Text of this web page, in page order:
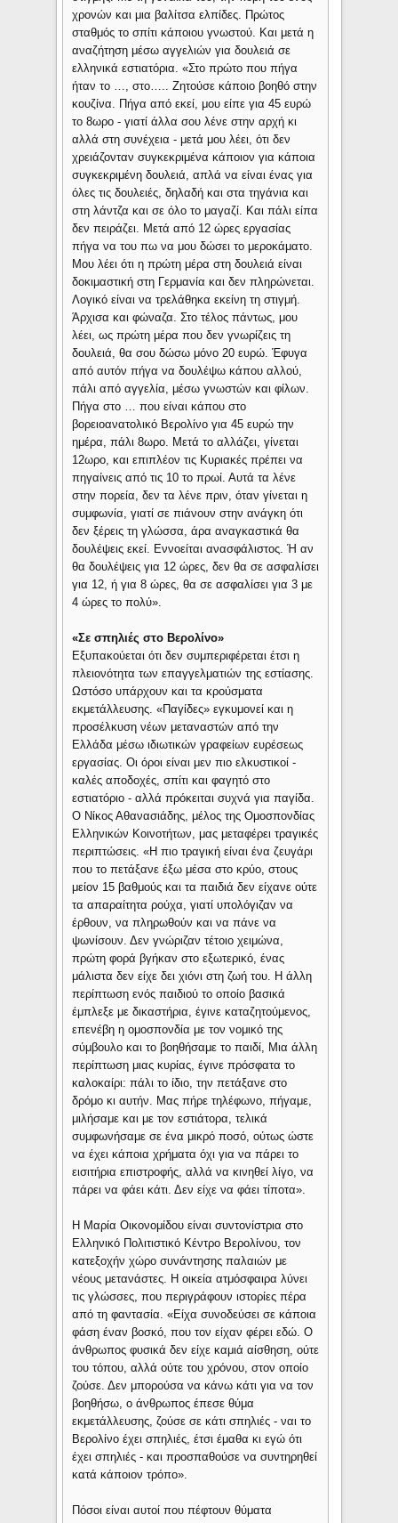
χρονών και μια βαλίτσα ελπίδες. Πρώτος
σταθμός το σπίτι κάποιου γνωστού. Και μετά η
αναζήτηση μέσω αγγελιών για δουλειά σε
ελληνικά εστιατόρια. «Στο πρώτο που πήγα
ήταν το …, στο….. Zητούσε κάποιο βοηθό στην
κουζίνα. Πήγα από εκεί, μου είπε για 45 ευρώ
το 8ωρο - γιατί άλλα σου λένε στην αρχή κι
αλλά στη συνέχεια - μετά μου λέει, ότι δεν
χρειάζονταν συγκεκριμένα κάποιον για κάποια
συγκεκριμένη δουλειά, απλά να είναι ένας για
όλες τις δουλειές, δηλαδή και στα τηγάνια και
στη λάντζα και σε όλο το μαγαζί. Και πάλι είπα
δεν πειράζει. Μετά από 12 ώρες εργασίας
πήγα να του πω να μου δώσει το μεροκάματο.
Μου λέει ότι η πρώτη μέρα στη δουλειά είναι
δοκιμαστική στη Γερμανία και δεν πληρώνεται.
Λογικό είναι να τρελάθηκα εκείνη τη στιγμή.
Άρχισα και φώναζα. Στο τέλος πάντως, μου
λέει, ως πρώτη μέρα που δεν γνωρίζεις τη
δουλειά, θα σου δώσω μόνο 20 ευρώ. Έφυγα
από αυτόν πήγα να δουλέψω κάπου αλλού,
πάλι από αγγελία, μέσω γνωστών και φίλων.
Πήγα στο … που είναι κάπου στο
βορειοανατολικό Βερολίνο για 45 ευρώ την
ημέρα, πάλι 8ωρο. Μετά το αλλάζει, γίνεται
12ωρο, και επιπλέον τις Κυριακές πρέπει να
πηγαίνεις από τις 10 το πρωί. Αυτά τα λένε
στην πορεία, δεν τα λένε πριν, όταν γίνεται η
συμφωνία, γιατί σε πιάνουν στην ανάγκη ότι
δεν ξέρεις τη γλώσσα, άρα αναγκαστικά θα
δουλέψεις εκεί. Εννοείται ανασφάλιστος. Ή αν
θα δουλέψεις για 12 ώρες, δεν θα σε ασφαλίσει
για 12, ή για 8 ώρες, θα σε ασφαλίσει για 3 με
4 ώρες το πολύ».
«Σε σπηλιές στο Βερολίνο»
Εξυπακούεται ότι δεν συμπεριφέρεται έτσι η
πλειονότητα των επαγγελματιών της εστίασης.
Ωστόσο υπάρχουν και τα κρούσματα
εκμετάλλευσης. «Παγίδες» εγκυμονεί και η
προσέλκυση νέων μεταναστών από την
Ελλάδα μέσω ιδιωτικών γραφείων ευρέσεως
εργασίας. Οι όροι είναι μεν πιο ελκυστικοί -
καλές αποδοχές, σπίτι και φαγητό στο
εστιατόριο - αλλά πρόκειται συχνά για παγίδα.
Ο Νίκος Αθανασιάδης, μέλος της Ομοσπονδίας
Ελληνικών Κοινοτήτων, μας μεταφέρει τραγικές
περιπτώσεις. «Η πιο τραγική είναι ένα ζευγάρι
που το πετάξανε έξω μέσα στο κρύο, στους
μείον 15 βαθμούς και τα παιδιά δεν είχανε ούτε
τα απαραίτητα ρούχα, γιατί υπολόγιζαν να
έρθουν, να πληρωθούν και να πάνε να
ψωνίσουν. Δεν γνώριζαν τέτοιο χειμώνα,
πρώτη φορά βγήκαν στο εξωτερικό, ένας
μάλιστα δεν είχε δει χιόνι στη ζωή του. Η άλλη
περίπτωση ενός παιδιού το οποίο βασικά
έμπλεξε με δικαστήρια, έγινε καταζητούμενος,
επενέβη η ομοσπονδία με τον νομικό της
σύμβουλο και το βοηθήσαμε το παιδί, Μια άλλη
περίπτωση μιας κυρίας, έγινε πρόσφατα το
καλοκαίρι: πάλι το ίδιο, την πετάξανε στο
δρόμο κι αυτήν. Μας πήρε τηλέφωνο, πήγαμε,
μιλήσαμε και με τον εστιάτορα, τελικά
συμφωνήσαμε σε ένα μικρό ποσό, ούτως ώστε
να έχει κάποια χρήματα όχι για να πάρει το
εισιτήρια επιστροφής, αλλά να κινηθεί λίγο, να
πάρει να φάει κάτι. Δεν είχε να φάει τίποτα».
Η Μαρία Οικονομίδου είναι συντονίστρια στο
Ελληνικό Πολιτιστικό Κέντρο Βερολίνου, τον
κατεξοχήν χώρο συνάντησης παλαιών με
νέους μετανάστες. Η οικεία ατμόσφαιρα λύνει
τις γλώσσες, που περιγράφουν ιστορίες πέρα
από τη φαντασία. «Είχα συνοδεύσει σε κάποια
φάση έναν βοσκό, που τον είχαν φέρει εδώ. Ο
άνθρωπος φυσικά δεν είχε καμιά αίσθηση, ούτε
του τόπου, αλλά ούτε του χρόνου, στον οποίο
ζούσε. Δεν μπορούσα να κάνω κάτι για να τον
βοηθήσω, ο άνθρωπος έπεσε θύμα
εκμετάλλευσης, ζούσε σε κάτι σπηλιές - ναι το
Βερολίνο έχει σπηλιές, έτσι έμαθα κι εγώ ότι
έχει σπηλιές - και προσπαθούσε να συντηρηθεί
κατά κάποιον τρόπο».
Πόσοι είναι αυτοί που πέφτουν θύματα